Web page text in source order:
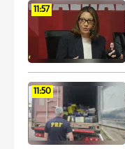
11:57
11:50